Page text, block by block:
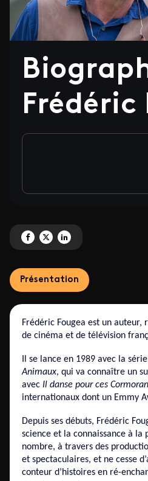
Frédéric
Partagez 'Biographie de Frédéric
Partagez 'Biographie de Frédéric
Partagez 'Biographie de
Présentation
Frédéric Fougea est un
de cinéma et de télévision
Il se lance en 1989 avec la série
Animaux, qui va connaître un
avec Il danse pour ces
internationaux dont un Emmy
Depuis ses débuts, Frédéric
science et la connaissance à la
nombre, à travers des
et spectaculaires, et ne cesse
conteur d’histoires en ré-